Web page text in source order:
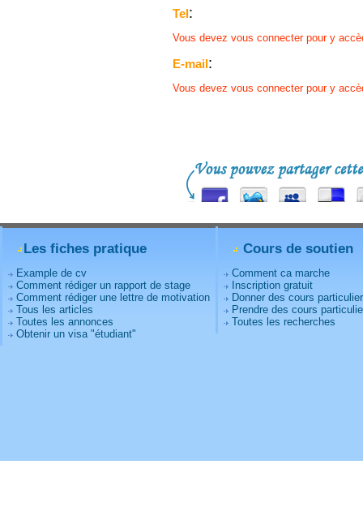
Tel:
Vous devez vous connecter pour y
E-mail:
Vous devez vous connecter pour y
Les fiches pratique
Example de cv
Comment rédiger un rapport de stage
Comment rédiger une lettre de motivation
Tous les articles
Toutes les annonces
Obtenir un visa "étudiant"
Cours de soutien
Comment ca marche
Inscription gratuit
Donner des cours
Prendre des cours
Toutes les recherches